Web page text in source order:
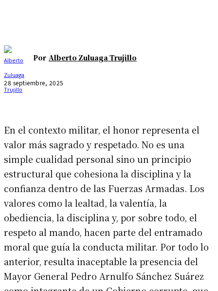
Por Alberto Zuluaga Trujillo
28 septiembre, 2025
En el contexto militar, el honor representa el
valor más sagrado y respetado. No es una
simple cualidad personal sino un principio
estructural que cohesiona la disciplina y la
confianza dentro de las Fuerzas Armadas. Los
valores como la lealtad, la valentía, la
obediencia, la disciplina y, por sobre todo, el
respeto al mando, hacen parte del entramado
moral que guía la conducta militar. Por todo lo
anterior, resulta inaceptable la presencia del
Mayor General Pedro Arnulfo Sánchez Suárez